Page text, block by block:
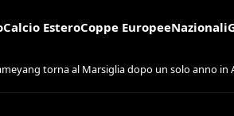
Calcio EsteroCoppe EuropeeNazionali
torna al Marsiglia dopo un solo anno in